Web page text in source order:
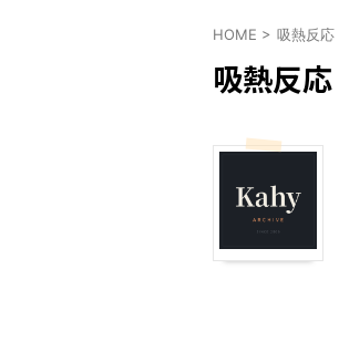
HOME > 吸熱反応
吸熱反応